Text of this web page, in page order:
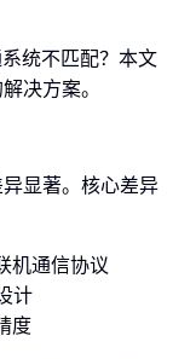
统不匹配？本文
决方案。
显著。核心差异
机通信协议
计
度